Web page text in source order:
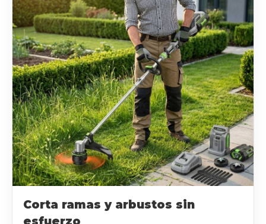
Corta ramas y arbustos sin
esfuerzo